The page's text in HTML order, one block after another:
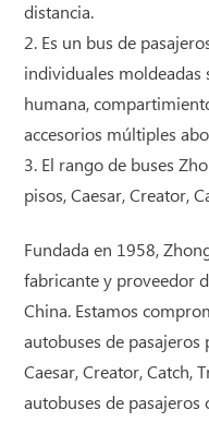
distancia.
2. Es un bus de
individuales
humana,
accesorios múltiples
3. El rango de buses
pisos, Caesar, Creator,
Fundada en 1958,
fabricante y proveedor
China. Estamos
autobuses de
Caesar, Creator, Catch,
autobuses de pasajeros